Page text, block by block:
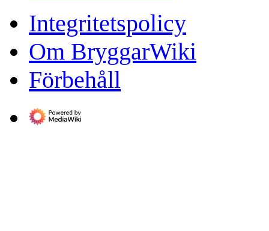
Integritetspolicy
Om BryggarWiki
Förbehåll